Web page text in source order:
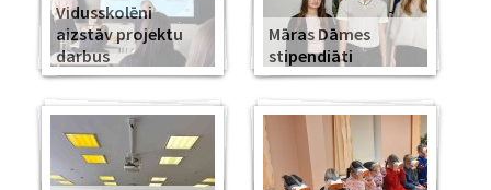
Vidusskolēni
aizstāv projektu
darbus
Māras Dāmes
stipendiāti